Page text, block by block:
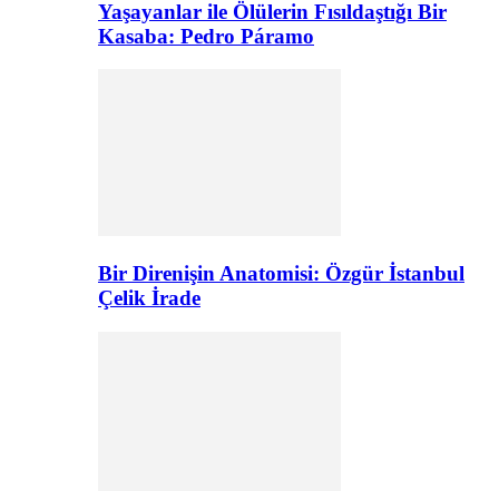
Yaşayanlar ile Ölülerin Fısıldaştığı Bir
Kasaba: Pedro Páramo
Bir Direnişin Anatomisi: Özgür İstanbul
Çelik İrade